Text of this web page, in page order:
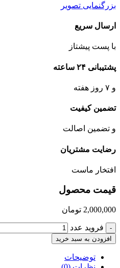
بزرگنمایی تصویر
ارسال سریع
با پست پیشتاز
پشتیبانی ۲۴ ساعته
و ۷ روز هفته
تضمین کیفیت
و تضمین اصالت
رضایت مشتریان
افتخار ماست
قیمت محصول
2,000,000 تومان
- فروید عدد
افزودن به سبد خرید
توضیحات